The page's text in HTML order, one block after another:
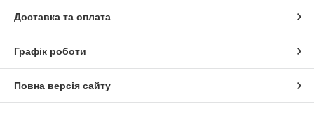
Доставка та оплата
Графік роботи
Повна версія сайту